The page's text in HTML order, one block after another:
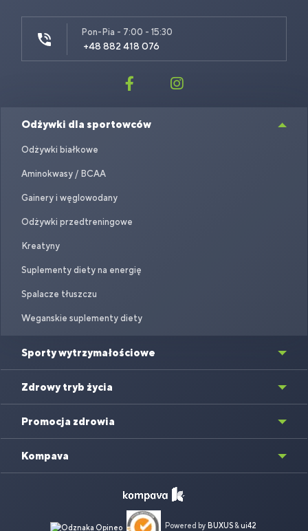
Pon-Pia - 7:00 - 15:30
+48 882 418 076
Odżywki dla sportowców
Odżywki białkowe
Aminokwasy / BCAA
Gainery i węglowodany
Odżywki przedtreningowe
Kreatyny
Suplementy diety na energię
Spalacze tłuszczu
Weganskie suplementy diety
Sporty wytrzymałościowe
Zdrowy tryb życia
Promocja zdrowia
Kompava
Powered by BUXUS &ui42